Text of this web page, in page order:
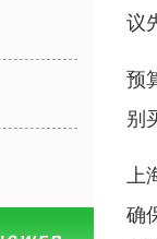
议
预
别
上
确